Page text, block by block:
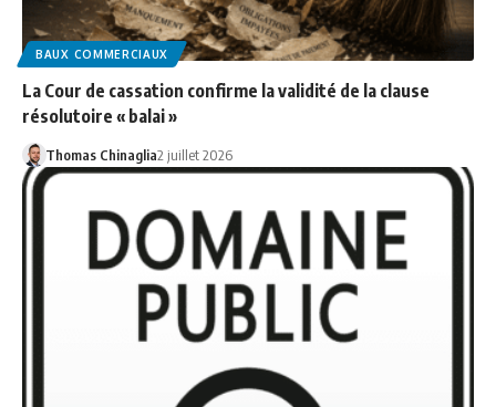
BAUX COMMERCIAUX
La Cour de cassation confirme la validité de la clause
résolutoire « balai »
Thomas Chinaglia2 juillet 2026